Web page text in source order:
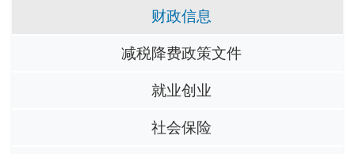
财政信息
减税降费政策文件
就业创业
社会保险